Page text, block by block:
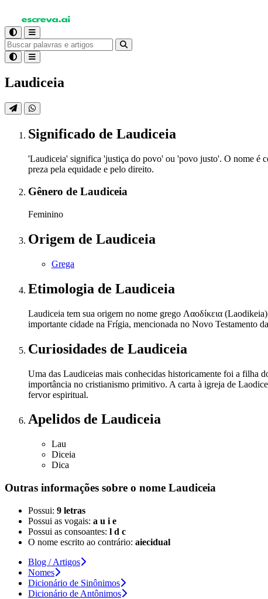
Laudiceia
Significado de Laudiceia
'Laudiceia' significa 'justiça do povo' ou 'povo justo'. O nome é
preza pela equidade e pelo direito.
Gênero de Laudiceia
Feminino
Origem de Laudiceia
Grega
Etimologia de Laudiceia
Laudiceia tem sua origem no nome grego Λαοδίκεια
importante cidade na Frígia, mencionada no Novo Testamento
Curiosidades de Laudiceia
Uma das Laudiceias mais conhecidas historicamente foi a filha
importância no cristianismo primitivo. A carta à igreja de
fervor espiritual.
Apelidos de Laudiceia
Lau
Diceia
Dica
Outras informações sobre o nome Laudiceia
Possui: 9 letras
Possui as vogais: a u i e
Possui as consoantes: l d c
O nome escrito ao contrário: aiecidual
Blog / Artigos
Nomes
Dicionário de Sinônimos
Dicionário de Antônimos